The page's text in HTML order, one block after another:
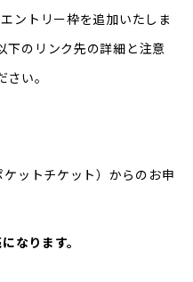
ントリー枠を追加いたしま
下のリンク先の詳細と注意
い。
ケットチケット）からのお申
なります。